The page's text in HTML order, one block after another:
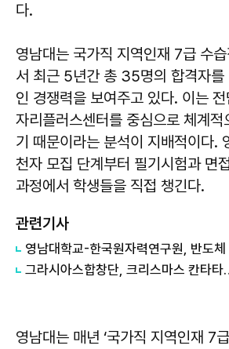
다.
영남대는 국가직 지역인재 7급 수
서 최근 5년간 총 35명의 합격자를
인 경쟁력을 보여주고 있다. 이는
자리플러스센터를 중심으로 체계적
기 때문이라는 분석이 지배적이다.
천자 모집 단계부터 필기시험과 면
과정에서 학생들을 직접 챙긴다.
관련기사
영남대는 매년 ‘국가직 지역인재 7